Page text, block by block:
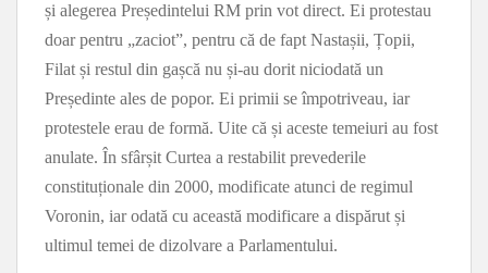
și alegerea Președintelui RM prin vot direct. Ei protestau
doar pentru „zaciot”, pentru că de fapt Nastașii, Țopii,
Filat și restul din gașcă nu și-au dorit niciodată un
Președinte ales de popor. Ei primii se împotriveau, iar
protestele erau de formă. Uite că și aceste temeiuri au fost
anulate. În sfârșit Curtea a restabilit prevederile
constituționale din 2000, modificate atunci de regimul
Voronin, iar odată cu această modificare a dispărut și
ultimul temei de dizolvare a Parlamentului.